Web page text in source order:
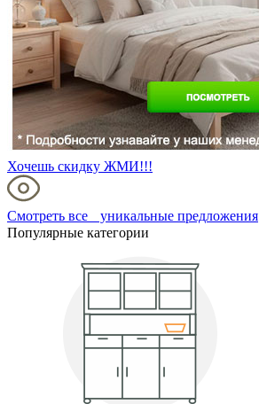
Хочешь скидку ЖМИ!!!
Смотреть все уникальные предложения
Популярные категории